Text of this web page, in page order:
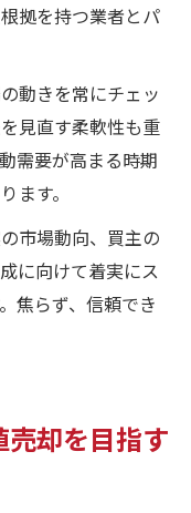
拠を持つ業者とパ
動きを常にチェッ
見直す柔軟性も重
需要が高まる時期
ます。
市場動向、買主の
に向けて着実にス
焦らず、信頼でき
却を目指す